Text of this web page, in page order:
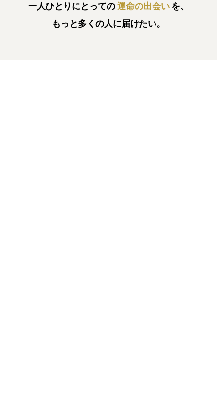
一人ひとりにとっての運命の出会い を、
もっと多くの人に届けたい。